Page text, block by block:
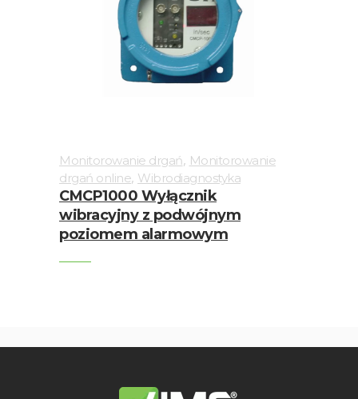
Monitorowanie drgań, Monitorowanie
drgań online, Wibrodiagnostyka
CMCP1000 Wyłącznik
wibracyjny z podwójnym
poziomem alarmowym